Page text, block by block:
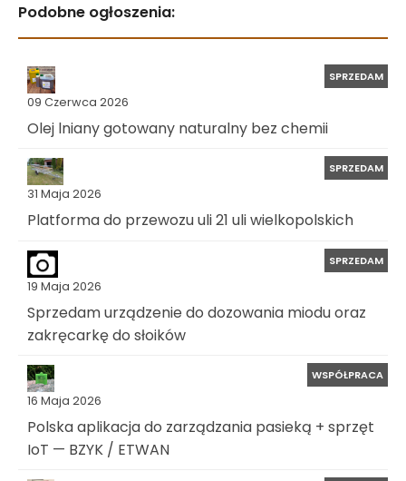
Podobne ogłoszenia:
09 Czerwca 2026
SPRZEDAM
Olej lniany gotowany naturalny bez chemii
31 Maja 2026
SPRZEDAM
Platforma do przewozu uli 21 uli wielkopolskich
19 Maja 2026
SPRZEDAM
Sprzedam urządzenie do dozowania miodu oraz
zakręcarkę do słoików
16 Maja 2026
WSPÓŁPRACA
Polska aplikacja do zarządzania pasieką + sprzęt
IoT — BZYK / ETWAN